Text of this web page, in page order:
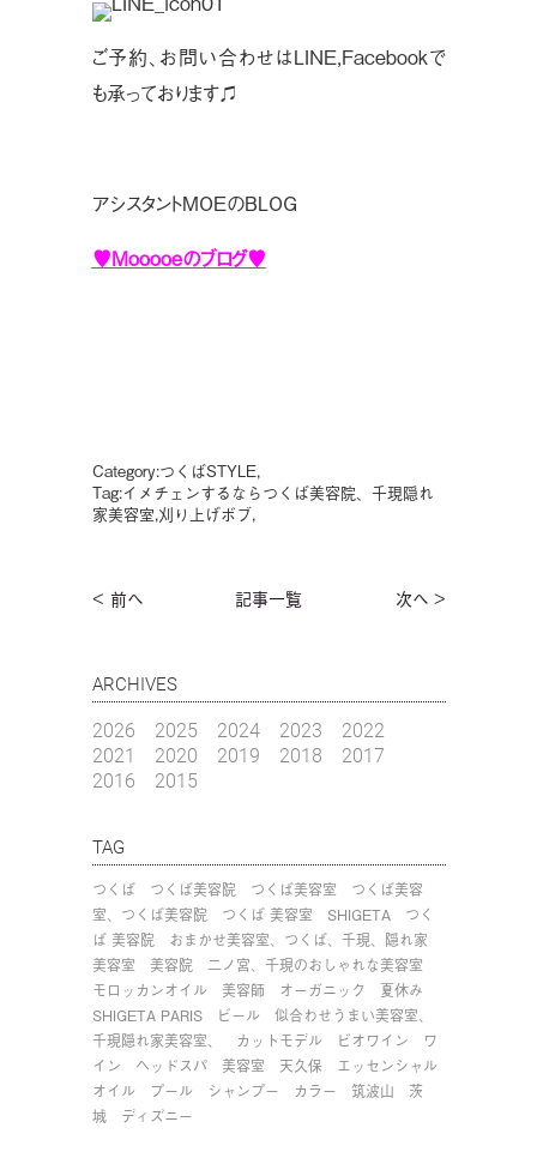
ご予約、お問い合わせはLINE,Facebookで
も承っております♫
アシスタントMOEのBLOG
♥Mooooeのブログ♥
Category:つくばSTYLE,
Tag:イメチェンするならつくば美容院、千現隠れ
家美容室,刈り上げボブ,
< 前へ 記事一覧 次へ >
ARCHIVES
2026 2025 2024 2023
2022
2021
2020 2019 2018
2017
2016
2015
TAG
つくば つくば美容院 つくば美容室
つくば美容
室、つくば美容院
つくば 美容室 SHIGETA
つく
ば 美容院
おまかせ美容室、つくば、千現、隠れ家
美容室
美容院
二ノ宮、千現のおしゃれな美容室
モロッカンオイル
美容師 オーガニック
夏休み
SHIGETA PARIS
ビール
似合わせうまい美容室、
千現隠れ家美容室、
カットモデル ビオワイン
ワ
イン
ヘッドスパ 美容室 天久保
エッセンシャル
オイル
プール シャンプー カラー 筑波山
茨
城
ディズニー